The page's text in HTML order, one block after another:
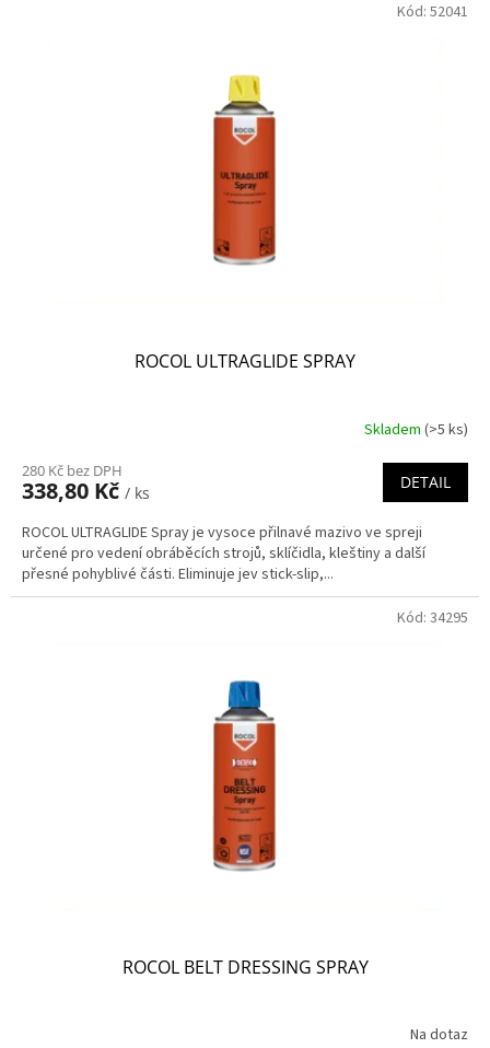
ROCOL ULTRAGLIDE SPRAY
Skladem (>5 ks)
280 Kč bez DPH
338,80 Kč / ks
DETAIL
ROCOL ULTRAGLIDE Spray je vysoce přilnavé mazivo ve spreji
určené pro vedení obráběcích strojů, sklíčidla, kleštiny a další
přesné pohyblivé části. Eliminuje jev stick-slip,...
Kód: 52041
ROCOL BELT DRESSING SPRAY
Na dotaz
Kód: 34295